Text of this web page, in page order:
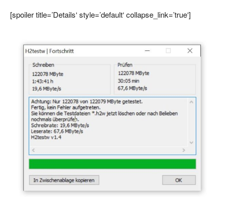
[spoiler title=’Details‘ style=’default‘ collapse_link=’true‘]